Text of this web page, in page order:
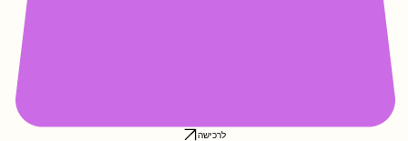
לרכישה